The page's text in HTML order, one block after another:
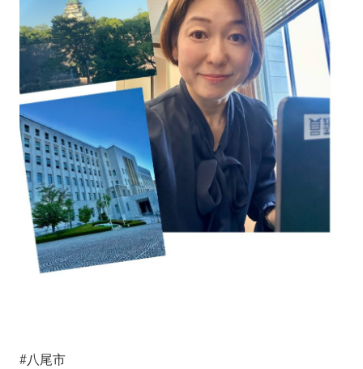
#八尾市